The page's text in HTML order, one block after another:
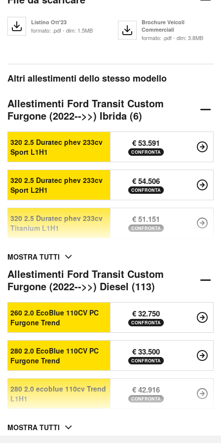
Listino Ott'23
formato: .pdf - dim: 1.5MB
Brochure Veicoli
Commerciali
formato: .pdf - dim: 3.8MB
Altri allestimenti dello stesso modello
Allestimenti Ford Transit Custom
Furgone (2022-->>) Ibrida (6)
320 2.5 Duratec phev 233cv
Sport L1H1
€ 53.591
CONFRONTA
320 2.5 Duratec phev 233cv
Sport L2H1
€ 54.506
CONFRONTA
320 2.5 Duratec phev 233cv
Titanium L1H1
€ 51.151
CONFRONTA
MOSTRA TUTTI
Allestimenti Ford Transit Custom
Furgone (2022-->>) Diesel (113)
260 2.0 EcoBlue 110CV PC
Furgone Trend
€ 32.750
CONFRONTA
280 2.0 EcoBlue 110CV PC
Furgone Trend
€ 33.500
CONFRONTA
280 2.0 ecoblue 110cv Trend
L1H1
€ 42.916
CONFRONTA
MOSTRA TUTTI